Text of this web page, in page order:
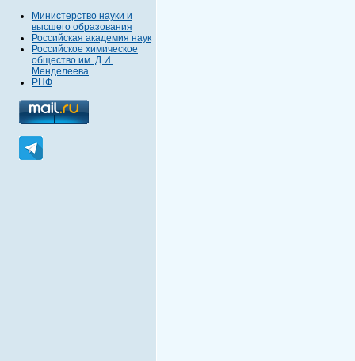
Министерство науки и
высшего образования
Российская академия наук
Российское химическое
общество им. Д.И.
Менделеева
РНФ